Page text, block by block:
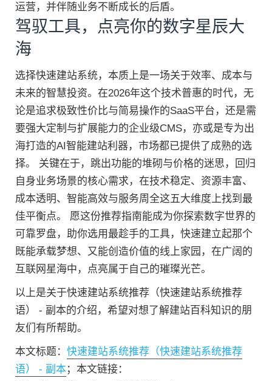
运营，并伴随业务不断成长的后盾。
驾驭工具，点亮你的数字星辰大
海
选择快速建站系统，本质上是一场关于效率、成本与
未来的智慧投资。在2026年这个技术普惠的时代，无
论是追求极致性价比与简易操作的SaaS平台，还是需
要强大定制与扩展能力的企业级CMS，亦或是专为出
海打造的AI智能建站利器，市场都已提供了成熟的选
择。 关键在于，跳出功能的堆砌与价格的迷思，回归
自身业务场景的核心需求，在技术稳定、资源丰富、
成本透明、智能高效与服务周全这五大维度上找到最
佳平衡点。 愿这份推荐指南能成为你探索数字世界的
可靠罗盘，助你选用最趁手的工具，快速建立起那个
既能承载梦想、又能创造价值的线上家园，在广阔的
互联网星海中，点亮属于自己的璀璨光芒。
以上是关于快速建站系统推荐（快速建站系统推荐
语） - 副本的介绍，希望对想了解建站百科知识的朋
友们有所帮助。
本文标题： 快速建站系统推荐（快速建站系统推荐
语） - 副本；本文链接：